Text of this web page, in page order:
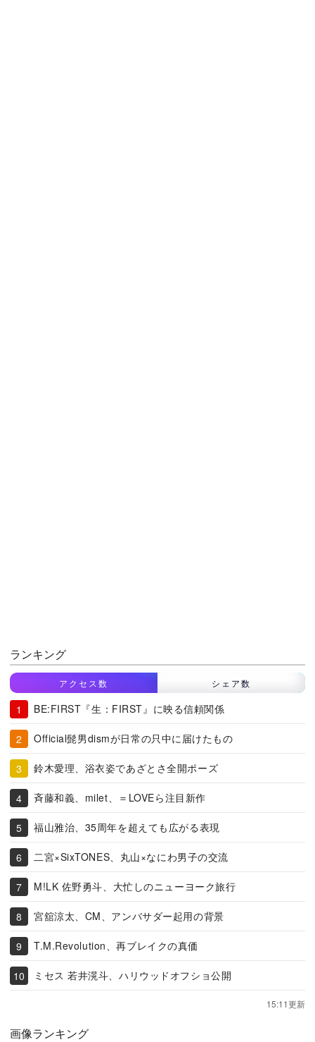
ランキング
アクセス数 シェア数
BE:FIRST『生：FIRST』に映る信頼関係
Official髭男dismが日常の只中に届けたもの
鈴木愛理、浴衣姿であざとさ全開ポーズ
斉藤和義、milet、＝LOVEら注目新作
福山雅治、35周年を超えても広がる表現
二宮×SixTONES、丸山×なにわ男子の交流
M!LK 佐野勇斗、大忙しのニューヨーク旅行
宮舘涼太、CM、アンバサダー起用の背景
T.M.Revolution、再ブレイクの真価
ミセス 若井滉斗、ハリウッドオフショ公開
15:11更新
画像ランキング